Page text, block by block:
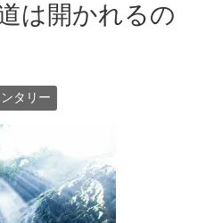
は開かれるの
タリー